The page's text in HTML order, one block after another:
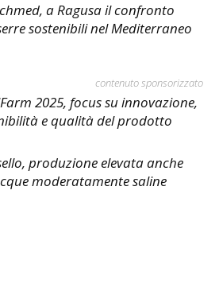
a Ragusa il confronto
sostenibili nel Mediterraneo
contenuto sponsorizzato
2025, focus su innovazione,
e qualità del prodotto
produzione elevata anche
moderatamente saline